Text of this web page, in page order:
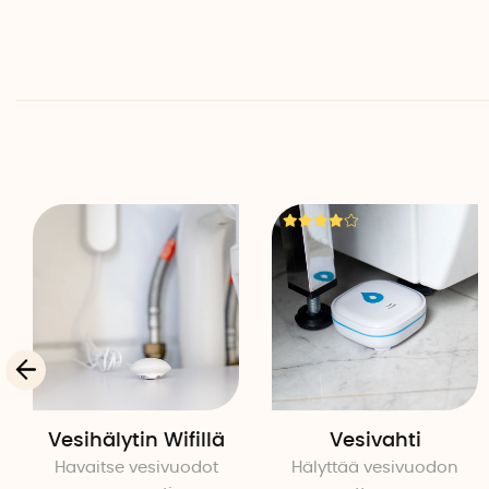
Vesihälytin Wifillä
Havaitse vesivuodot
Vesivahti
Hälyttää vesivuodon